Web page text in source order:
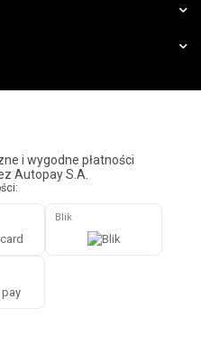
i wygodne płatności
Autopay S.A.
Blik